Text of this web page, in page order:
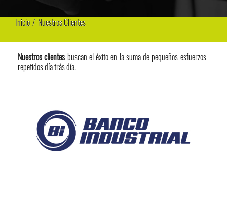
Inicio / Nuestros Clientes
Nuestros clientes buscan el éxito en la suma de pequeños esfuerzos
repetidos día trás día.